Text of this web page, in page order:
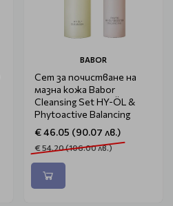
BABOR
Сет за почистване на
мазна кожа Babor
Cleansing Set HY-ÖL &
Phytoactive Balancing
€ 46.05 (90.07 лв.)
€ 54.20 (106.00 лв.)